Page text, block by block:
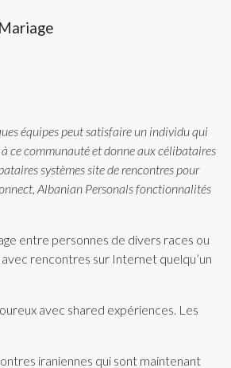
équipes peut satisfaire un individu qui
ce communauté et donne aux célibataires
systèmes site de rencontres pour
Albanian Personals fonctionnalités
entre personnes de divers races ou
rencontres sur Internet quelqu’un
avec shared expériences. Les
iraniennes qui sont maintenant